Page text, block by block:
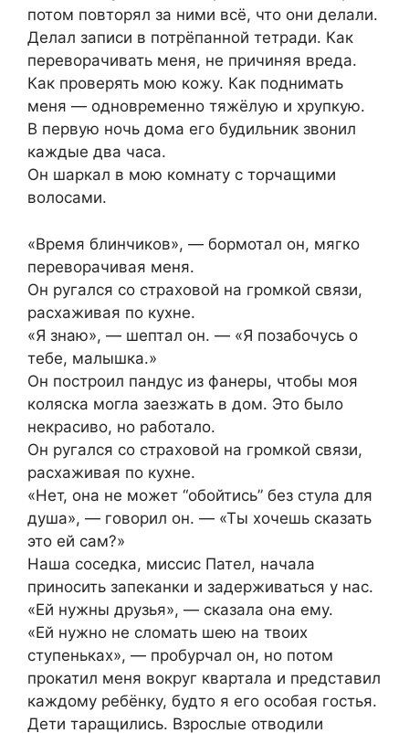
потом повторял за ними всё, что они делали.
Делал записи в потрёпанной тетради. Как
переворачивать меня, не причиняя вреда.
Как проверять мою кожу. Как поднимать
меня — одновременно тяжёлую и хрупкую.
В первую ночь дома его будильник звонил
каждые два часа.
Он шаркал в мою комнату с торчащими
волосами.
«Время блинчиков», — бормотал он, мягко
переворачивая меня.
Он ругался со страховой на громкой связи,
расхаживая по кухне.
«Я знаю», — шептал он. — «Я позабочусь о
тебе, малышка.»
Он построил пандус из фанеры, чтобы моя
коляска могла заезжать в дом. Это было
некрасиво, но работало.
Он ругался со страховой на громкой связи,
расхаживая по кухне.
«Нет, она не может “обойтись” без стула для
душа», — говорил он. — «Ты хочешь сказать
это ей сам?»
Наша соседка, миссис Пател, начала
приносить запеканки и задерживаться у нас.
«Ей нужны друзья», — сказала она ему.
«Ей нужно не сломать шею на твоих
ступеньках», — пробурчал он, но потом
прокатил меня вокруг квартала и представил
каждому ребёнку, будто я его особая гостья.
Дети таращились. Взрослые отводили